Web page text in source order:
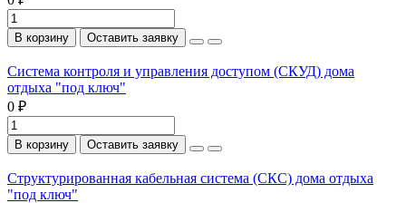
В корзину Оставить заявку
Система контроля и управления доступом (СКУД) дома
отдыха "под ключ"
0 ₽
В корзину Оставить заявку
Структурированная кабельная система (СКС) дома отдыха
"под ключ"